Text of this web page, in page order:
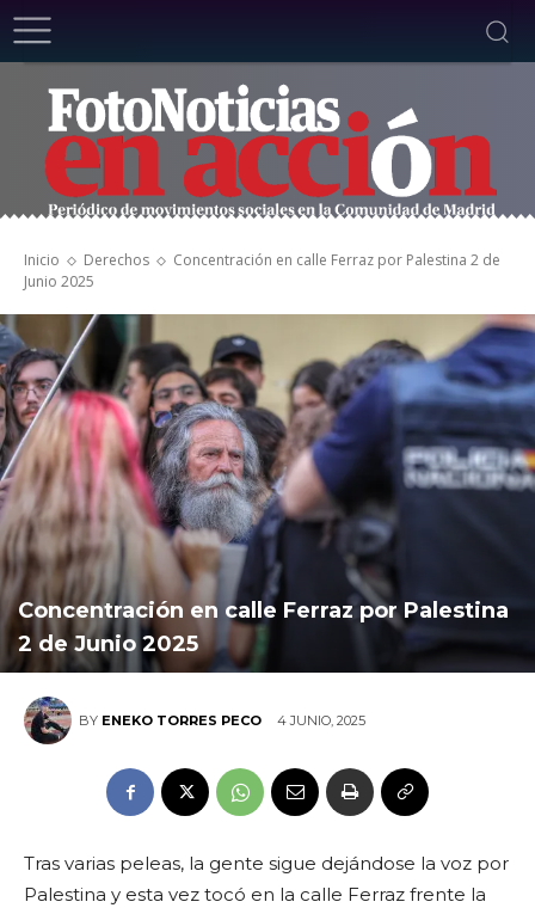
Inicio Derechos
Concentración en calle Ferraz por Palestina 2 de
Junio 2025
Concentración en calle Ferraz por Palestina
2 de Junio 2025
BY ENEKO TORRES PECO 4 JUNIO, 2025
Tras varias peleas, la gente sigue dejándose la voz por
Palestina y esta vez tocó en la calle Ferraz frente la